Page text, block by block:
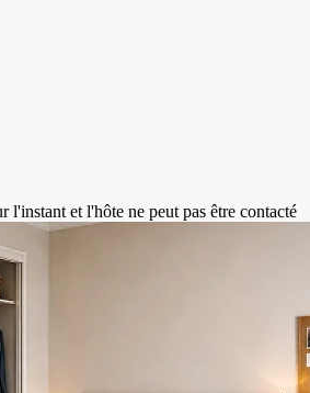
l'instant et l'hôte ne peut pas être contacté